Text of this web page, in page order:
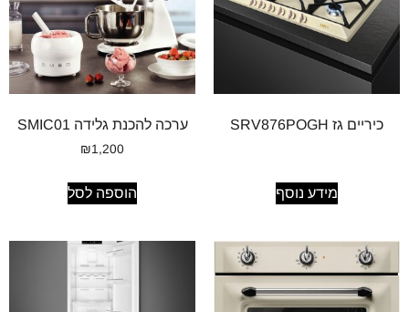
כיריים גז SRV876POGH
מידע נוסף
ערכה להכנת גלידה SMIC01
₪1,200
הוספה לסל